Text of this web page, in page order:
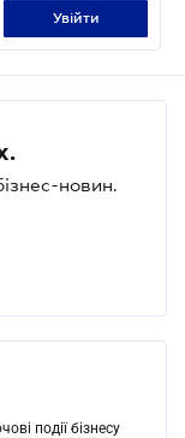
увійти
новин.
події бізнесу